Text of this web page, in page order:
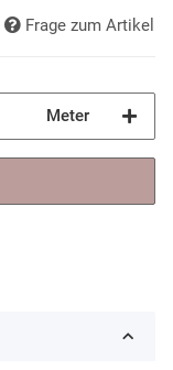
Frage zum Artikel
Meter